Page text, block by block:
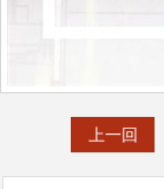
上一回